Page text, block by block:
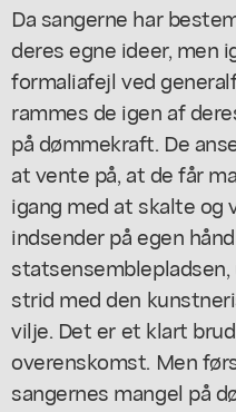
Da sangerne har
deres egne ideer, men
formaliafejl ved
rammes de igen af
på dømmekraft. De
at vente på, at de får
igang med at skalte og
indsender på egen
strid med den
vilje. Det er et klart
overenskomst. Men
sangernes mangel på